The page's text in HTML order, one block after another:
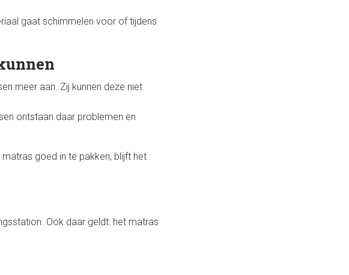
gaat schimmelen voor of tijdens
meer aan. Zij kunnen deze niet
ontstaan daar problemen en
goed in te pakken, blijft het
Ook daar geldt: het matras